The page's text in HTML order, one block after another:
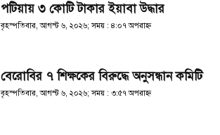
পটিয়ায় ৩ কোটি টাকার ইয়াবা উদ্ধার
বৃহস্পতিবার, আগস্ট ৬, ২০২৬; সময় : ৪:০৭ অপরাহ্ণ
বেরোবির ৭ শিক্ষকের বিরুদ্ধে অনুসন্ধান কমিটি
বৃহস্পতিবার, আগস্ট ৬, ২০২৬; সময় : ৩:৫৭ অপরাহ্ণ